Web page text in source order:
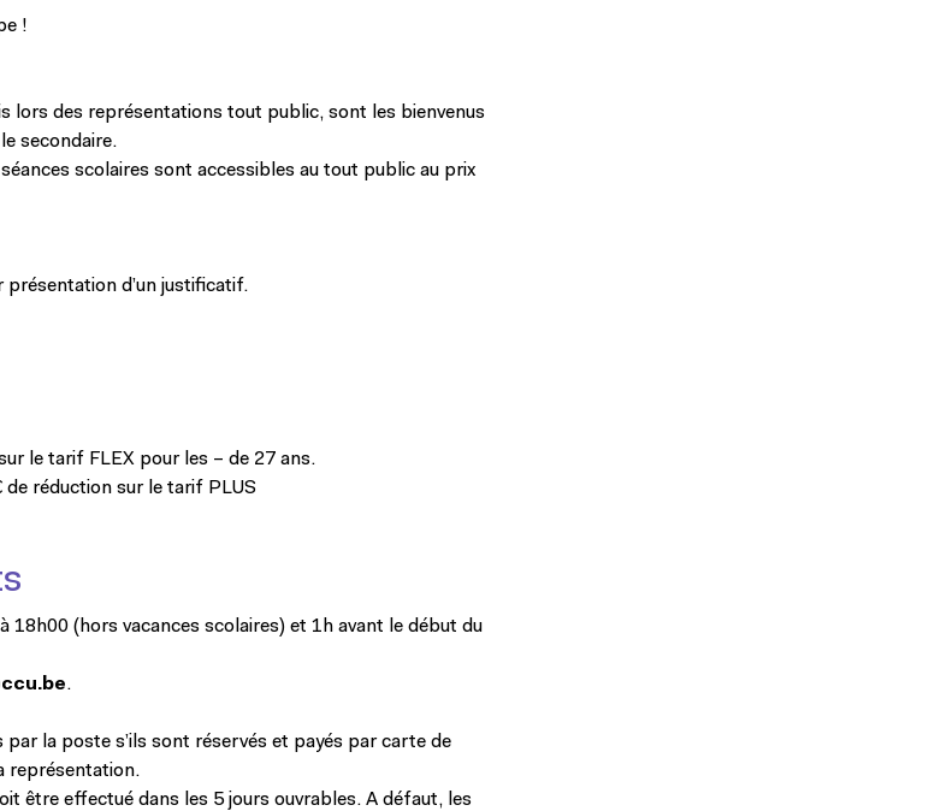
!
lors des représentations tout public, sont les bienvenus
secondaire.
scolaires sont accessibles au tout public au prix
d’un justificatif.
le tarif FLEX pour les – de 27 ans.
réduction sur le tarif PLUS
18h00 (hors vacances scolaires) et 1h avant le début du
.
par la poste s’ils sont réservés et payés par carte de
représentation.
être effectué dans les 5 jours ouvrables. A défaut, les